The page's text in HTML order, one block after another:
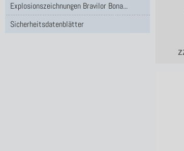
Explosionszeichnungen Bravilor Bona...
Sicherheitsdatenblätter